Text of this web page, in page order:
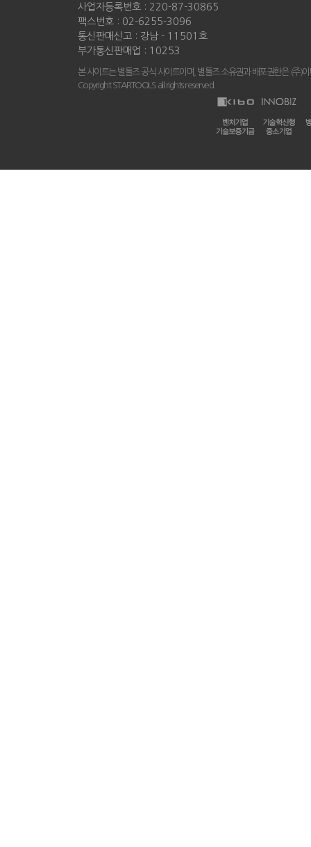
사업자등록번호 : 220-87-30865
팩스번호 : 02-6255-3096
통신판매신고 : 강남 - 11501호
부가통신판매업 : 10253
본 사이트는 별툴즈 공식 사이트이며, 별툴즈 소유권과 배포권한은 (주)
Copyright STARTOOLS all rights reserved.